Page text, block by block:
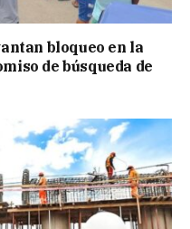
bloqueo en la
de búsqueda de